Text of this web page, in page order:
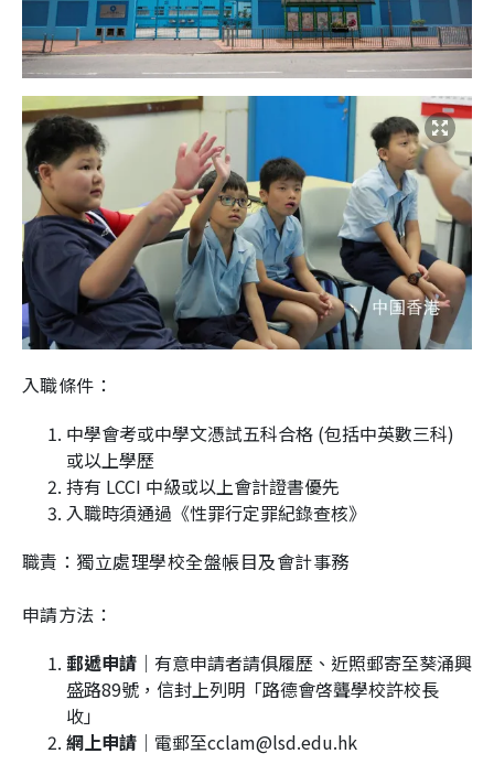
入職條件：
中學會考或中學文憑試五科合格 (包括中英數三科)
或以上學歷
持有 LCCI 中級或以上會計證書優先
入職時須通過《性罪行定罪紀錄查核》
職責：獨立處理學校全盤帳目及會計事務
申請方法：
郵遞申請 ｜有意申請者請俱履歷、近照郵寄至葵涌興
盛路89號，信封上列明「路德會啓聾學校許校長
收」
網上申請 ｜電郵至cclam@lsd.edu.hk